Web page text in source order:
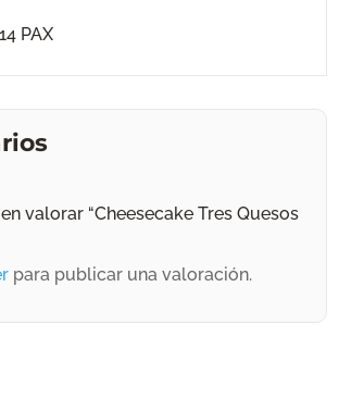
PAX
valorar “Cheesecake Tres Quesos
para publicar una valoración.